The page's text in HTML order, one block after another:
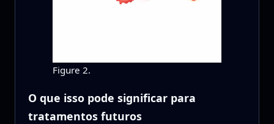
Figure 2.
O que isso pode significar para
tratamentos futuros